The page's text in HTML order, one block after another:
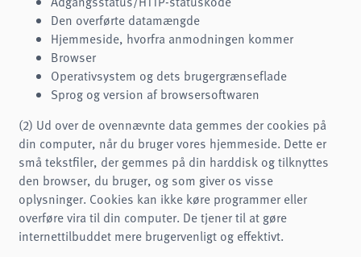
Den overførte datamængde
Hjemmeside, hvorfra anmodningen kommer
Browser
Operativsystem og dets brugergrænseflade
Sprog og version af browsersoftwaren
(2) Ud over de ovennævnte data gemmes der cookies på
din computer, når du bruger vores hjemmeside. Dette er
små tekstfiler, der gemmes på din harddisk og tilknyttes
den browser, du bruger, og som giver os visse
oplysninger. Cookies kan ikke køre programmer eller
overføre vira til din computer. De tjener til at gøre
internettilbuddet mere brugervenligt og effektivt.